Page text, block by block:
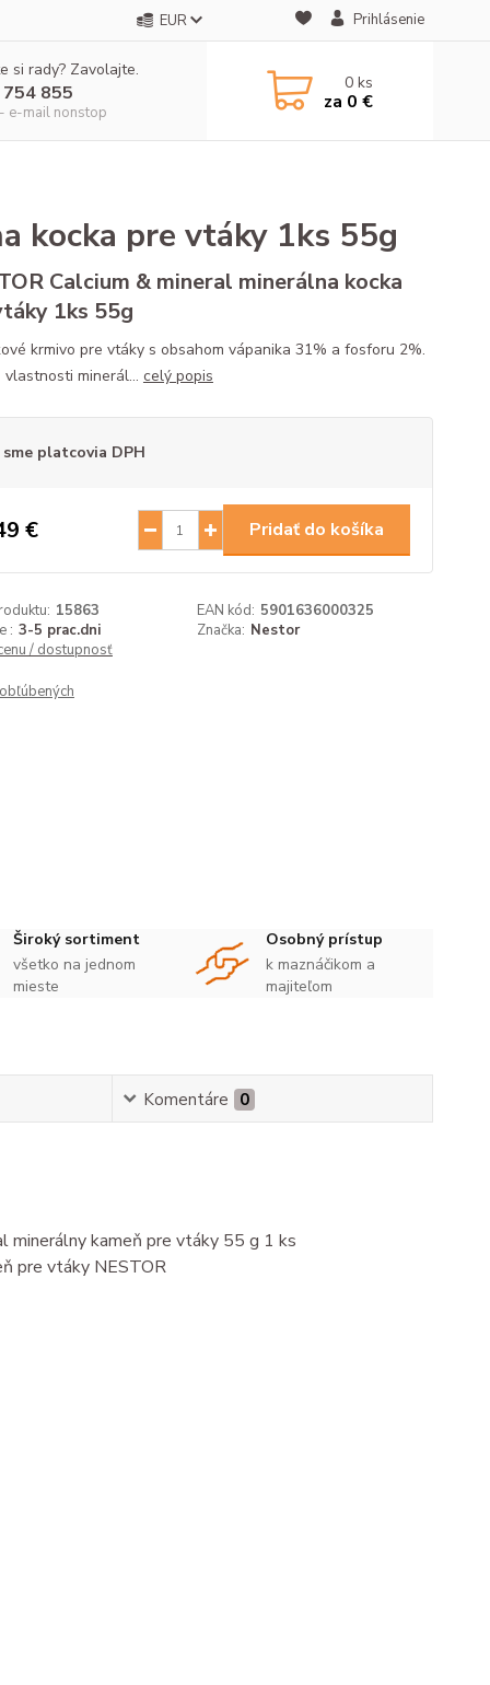
EUR Prihlásenie
si rady? Zavolajte.
855
e-mail nonstop
0ks
za 0 €
kocka pre vtáky 1ks 55g
Calcium & mineral minerálna kocka
1ks 55g
krmivo pre vtáky s obsahom vápanika 31% a fosforu 2%.
vlastnosti minerál... celý popis
sme platcovia DPH
€ Pridať do košíka
15863 EAN kód: 5901636000325
: 3-5 prac.dni Značka: Nestor
/ dostupnosť
Široký sortiment
všetko na jednom
mieste
Osobný prístup
k maznáčikom a
majiteľom
Komentáre 0
minerálny kameň pre vtáky 55 g 1 ks
pre vtáky NESTOR